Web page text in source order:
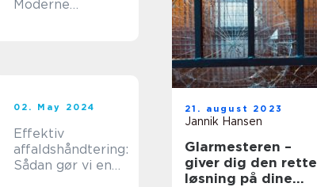
Moderne
02. May 2024
Effektiv
affaldshåndtering:
Sådan gør vi en
21. august 2023
Jannik Hansen
Glarmesteren –
giver dig den rette
løsning på dine